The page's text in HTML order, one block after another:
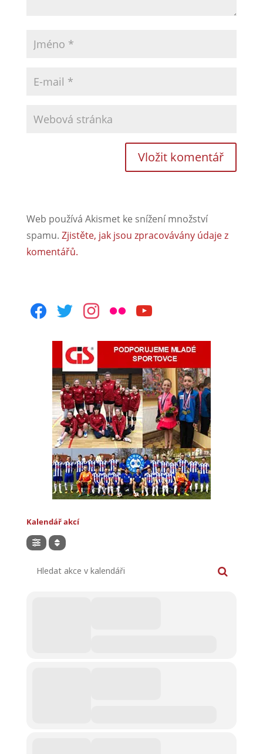
Web používá Akismet ke snížení množství
spamu. Zjistěte, jak jsou zpracovávány údaje z
komentářů.
facebooktwitterinstagram
flickr youtube
Kalendář akcí